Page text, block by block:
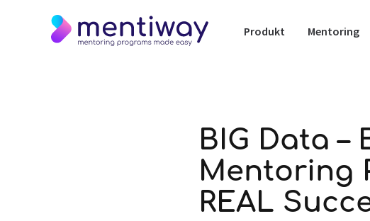
Produkt Mentoring
BIG Data –
Mentoring
REAL